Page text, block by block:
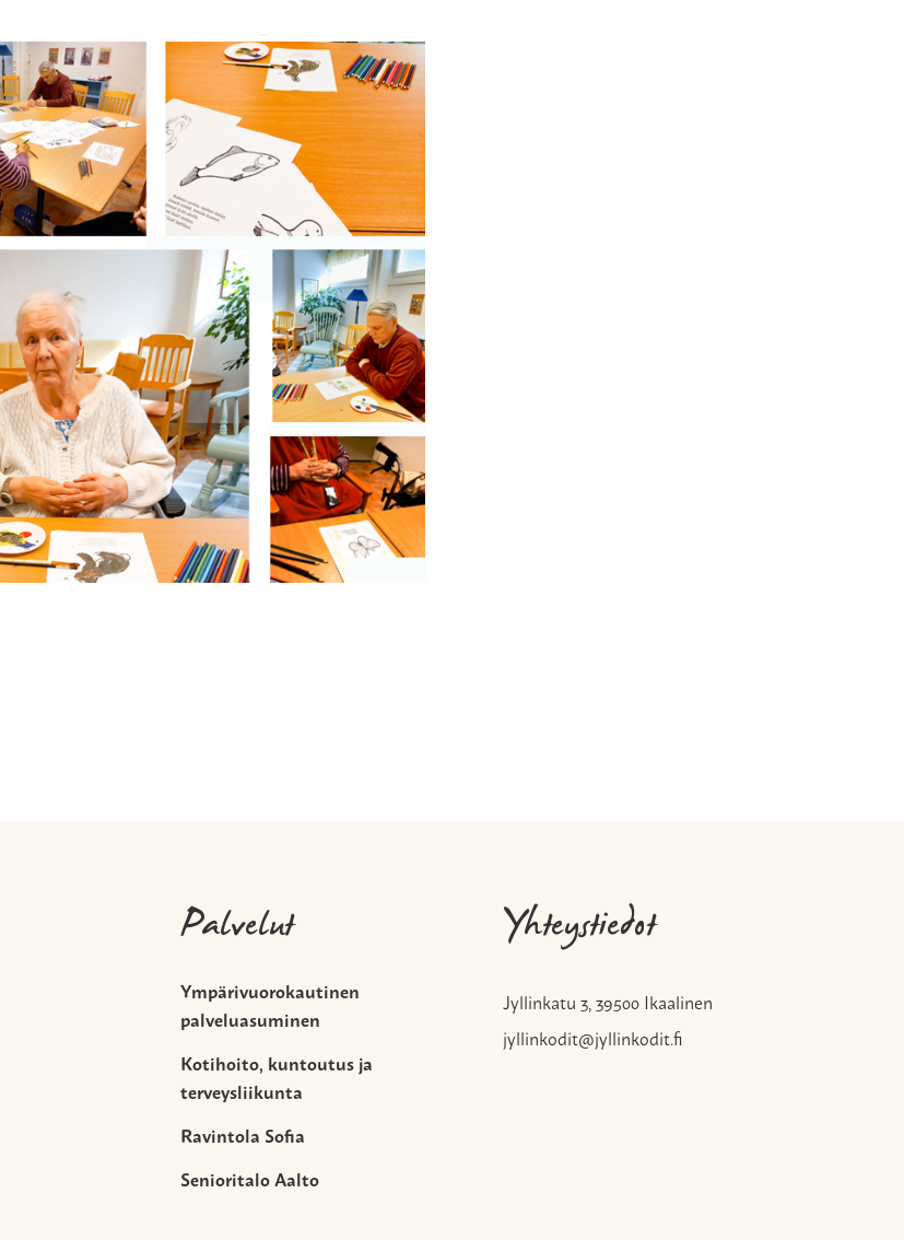
Palvelut
Ympärivuorokautinen
palveluasuminen
Kotihoito, kuntoutus ja
terveysliikunta
Ravintola Sofia
Senioritalo Aalto
Yhteystiedot
Jyllinkatu 3, 39500 Ikaalinen
jyllinkodit@jyllinkodit.fi